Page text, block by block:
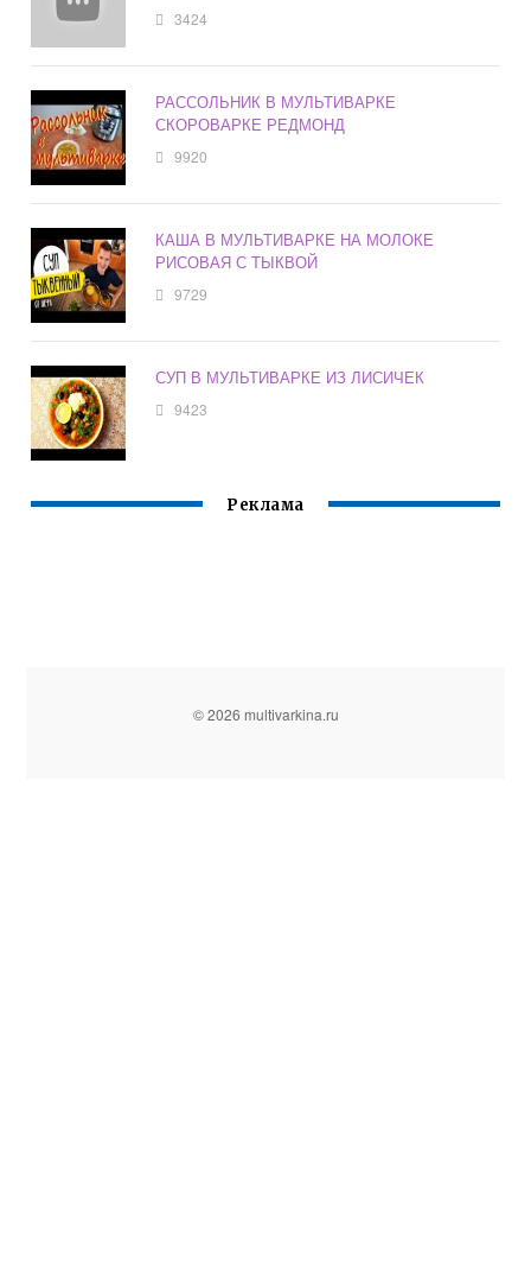
3424
РАССОЛЬНИК В МУЛЬТИВАРКЕ
СКОРОВАРКЕ РЕДМОНД
9920
КАША В МУЛЬТИВАРКЕ НА МОЛОКЕ
РИСОВАЯ С ТЫКВОЙ
9729
СУП В МУЛЬТИВАРКЕ ИЗ ЛИСИЧЕК
9423
Реклама
© 2026 multivarkina.ru